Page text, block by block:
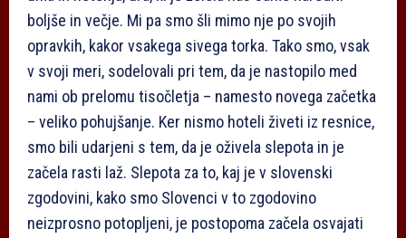
boljše in večje. Mi pa smo šli mimo nje po svojih
opravkih, kakor vsakega sivega torka. Tako smo, vsak
v svoji meri, sodelovali pri tem, da je nastopilo med
nami ob prelomu tisočletja – namesto novega začetka
– veliko pohujšanje. Ker nismo hoteli živeti iz resnice,
smo bili udarjeni s tem, da je oživela slepota in je
začela rasti laž. Slepota za to, kaj je v slovenski
zgodovini, kako smo Slovenci v to zgodovino
neizprosno potopljeni, je postopoma začela osvajati